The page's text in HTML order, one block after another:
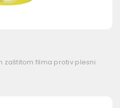
zaštitom filma protiv plesni